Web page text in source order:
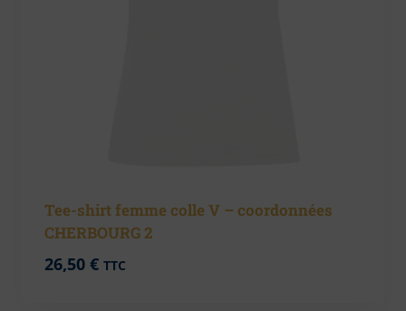
Tee-shirt femme colle V – coordonnées
CHERBOURG 2
26,50 € TTC